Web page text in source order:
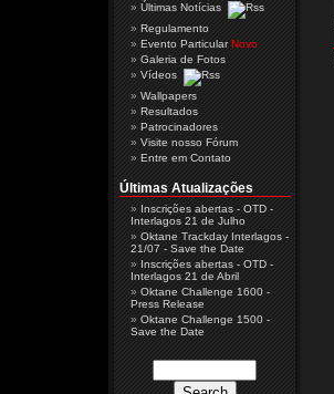
Últimas Notícias
Regulamento
Evento ParticularNovo
Galeria de Fotos
Vídeos
Wallpapers
Resultados
Patrocinadores
Visite nosso Fórum
Entre em Contato
Últimas Atualizações
Inscrições abertas - OTD -
Interlagos 21 de Julho
Oktane Trackday Interlagos -
21/07 - Save the Date
Inscrições abertas - OTD -
Interlagos 21 de Abril
Oktane Challenge 1600 -
Press Release
Oktane Challenge 1500 -
Save the Date